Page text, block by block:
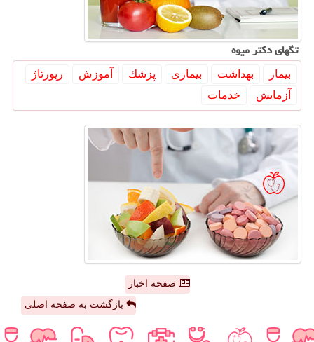
تگهای دكتر میوه
بیمار بهداشت بیماری پزشك آموزش
رپورتاژ
آزمایش
خدمات
صفحه اخبار
بازگشت به صفحه اصلی